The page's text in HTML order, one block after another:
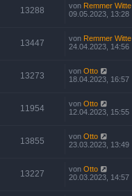
13288 von Remmer Witte
09.05.2023, 13:28
13447 von Remmer Witte
24.04.2023, 14:56
13273 von Otto
18.04.2023, 16:57
11954 von Otto
12.04.2023, 15:55
13855 von Otto
23.03.2023, 13:49
13227 von Otto
20.03.2023, 14:57